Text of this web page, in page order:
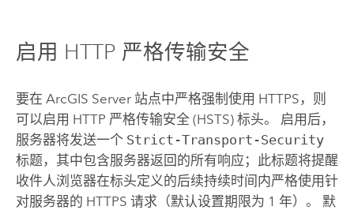
启用 HTTP 严格传输安全
要在 ArcGIS Server站点中严格强制使用 HTTPS，则
可以启用 HTTP 严格传输安全 (HSTS) 标头。 启用后，
服务器将发送一个 Strict-Transport-Security
标题，其中包含服务器返回的所有响应；此标题将提醒
收件人浏览器在标头定义的后续持续时间内严格使用针
对服务器的 HTTPS 请求（默认设置期限为 1 年）。 默